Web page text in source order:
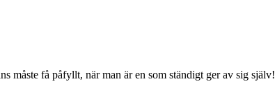
måste få påfyllt, när man är en som ständigt ger av sig själv!